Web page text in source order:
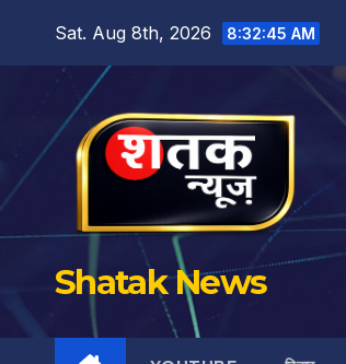
content
Sat. Aug 8th, 2026 8:32:46 AM
Shatak News